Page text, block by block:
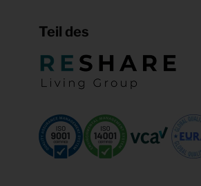
Teil des